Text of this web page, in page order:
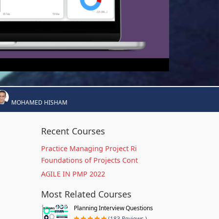
MOHAMED HISHAM
Recent Courses
Practice Managing Project Ri
Foundations of Projects Cont
AGILE IN PMP 2022
Most Related Courses
Planning Interview Questions